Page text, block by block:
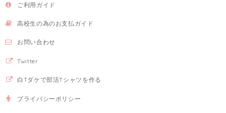
ご利用ガイド
高校生の為のお支払ガイド
お問い合わせ
Twitter
白Tダケで部活Tシャツを作る
プライバシーポリシー